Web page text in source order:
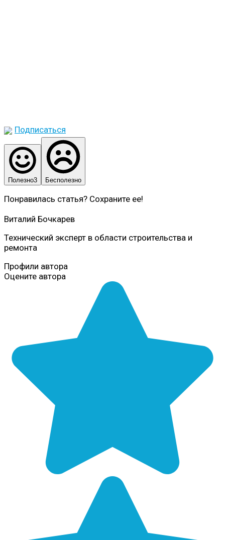
Подписаться
Полезно3 Бесполезно
Понравилась статья? Сохраните ее!
Виталий Бочкарев
Технический эксперт в области строительства и
ремонта
Профили автора
Оцените автора